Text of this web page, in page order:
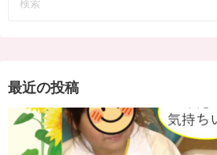
最近の投稿